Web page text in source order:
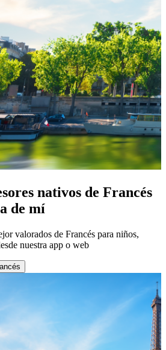
nativos de Francés
de mí
valorados de Francés para niños,
nuestra app o web